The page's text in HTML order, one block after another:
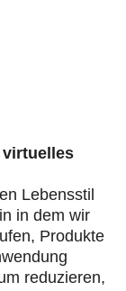
virtuelles
Lebensstil
in dem wir
Produkte
reduzieren,